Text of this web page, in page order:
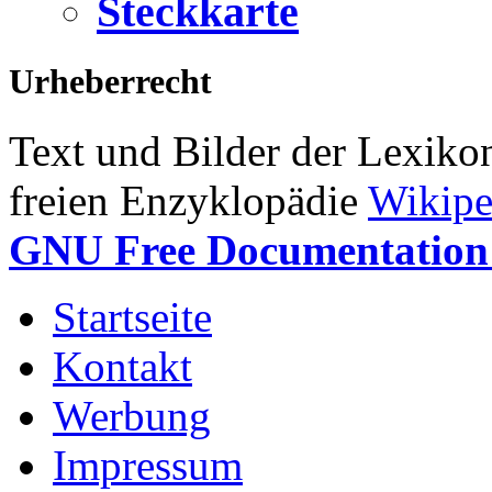
Steckkarte
Urheberrecht
Text und Bilder der
freien Enzyklopädie
GNU Free
Startseite
Kontakt
Werbung
Impressum